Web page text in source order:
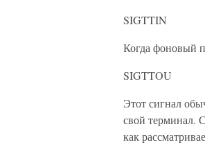
SIGTTIN
Когда фоновый
SIGTTOU
Этот сигнал
свой терминал.
как